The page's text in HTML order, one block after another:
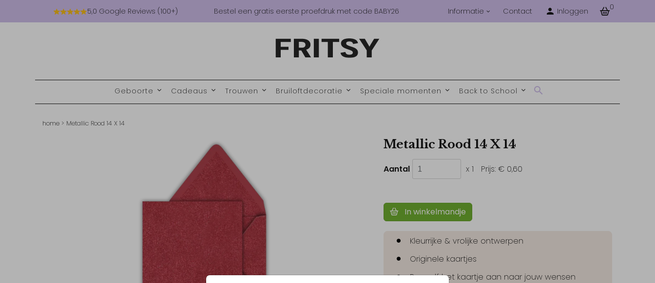
5,0 Google Reviews (100+) Bestel een gratis eerste proefdruk met code BABY26 Informatie Contact Inloggen 0
Geboorte Cadeaus Trouwen Bruiloftdecoratie Speciale momenten Back to School
home > Metallic Rood 14 X 14
Metallic Rood 14 X 14
Aantal x 1 Prijs: € 0,60
In winkelmandje
Kleurrijke & vrolijke ontwerpen
Originele kaartjes
Pas zelf het kaartje aan naar jouw wensen